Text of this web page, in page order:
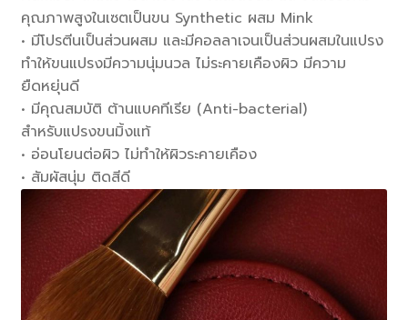
คุณภาพสูงในเซตเป็นขน Synthetic ผสม Mink
• มีโปรตีนเป็นส่วนผสม และมีคอลลาเจนเป็นส่วนผสมในแปรง
ทำให้ขนแปรงมีความนุ่มนวล ไม่ระคายเคืองผิว มีความ
ยืดหยุ่นดี
• มีคุณสมบัติ ต้านแบคทีเรีย (Anti-bacterial)
สำหรับแปรงขนมิ้งแท้
• อ่อนโยนต่อผิว ไม่ทำให้ผิวระคายเคือง
• สัมผัสนุ่ม ติดสีดี